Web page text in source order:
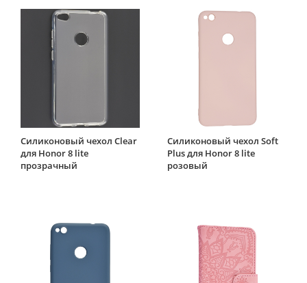
Силиконовый чехол Clear
для Honor 8 lite
прозрачный
Силиконовый чехол Soft
Plus для Honor 8 lite
розовый